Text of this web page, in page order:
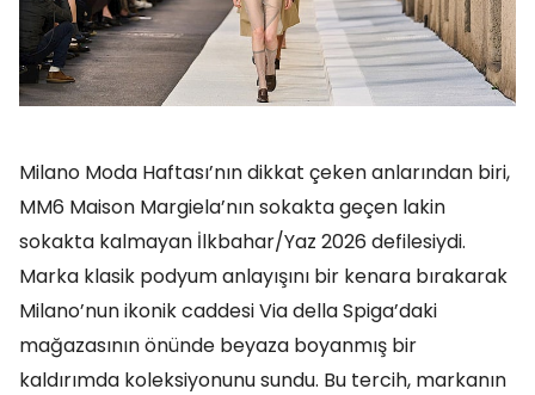
Milano Moda Haftası’nın dikkat çeken anlarından biri,
MM6 Maison Margiela’nın sokakta geçen lakin
sokakta kalmayan İlkbahar/Yaz 2026 defilesiydi.
Marka klasik podyum anlayışını bir kenara bırakarak
Milano’nun ikonik caddesi Via della Spiga’daki
mağazasının önünde beyaza boyanmış bir
kaldırımda koleksiyonunu sundu. Bu tercih, markanın